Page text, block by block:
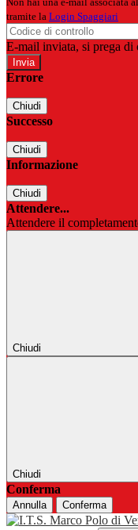
tramite la Login Spaggiari
E-mail inviata, si prega di
Errore
Chiudi
Successo
Chiudi
Informazione
Chiudi
Attendere...
Attendere il
Chiudi
Chiudi
Conferma
Annulla Conferma